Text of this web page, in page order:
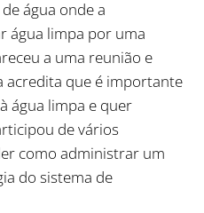
água onde a
água limpa por uma
a uma reunião e
acredita que é importante
água limpa e quer
de vários
como administrar um
do sistema de